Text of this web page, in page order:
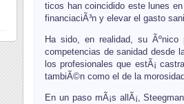
ticos han coincidido este lunes
financiaciÃ³n y elevar el gasto
Ha sido, en realidad, su
competencias de sanidad desde
los profesionales que estÃ¡
tambiÃ©n como el de la
En un paso mÃ¡s allÃ¡,